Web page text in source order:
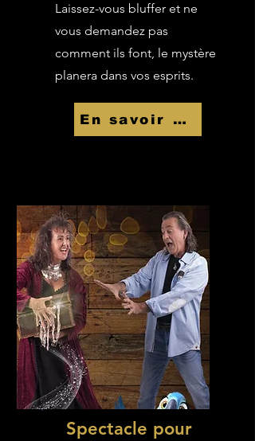
Laissez-vous bluffer et ne
vous demandez pas
comment ils font, le mystère
planera dans vos esprits.
En savoir Plus
Spectacle pour